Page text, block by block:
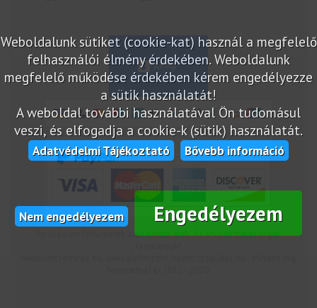
Weboldalunk sütiket (cookie-kat) használ a megfelelő
felhasználói élmény érdekében. Weboldalunk
megfelelő működése érdekében kérem engedélyezze
a sütik használatát!
A weboldal további használatával Ön tudomásul
veszi, és elfogadja a cookie-k (sütik) használatát.
Adatvédelmi Tájékoztató Bővebb információ
Nem engedélyezem Engedélyezem
Az oldalon feltüntetek árak bruttó árak. Az árváltoztatás jogát